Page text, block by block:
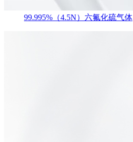
99.995%（4.5N）六氟化硫气体